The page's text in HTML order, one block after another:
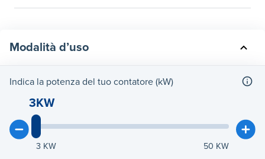
Modalità d’uso
Indica la potenza del tuo contatore (kW)
3KW
3 KW 50 KW